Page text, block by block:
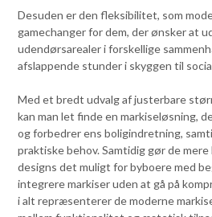
Desuden er den fleksibilitet, som
gamechanger for dem, der ønsker at
udendørsarealer i forskellige
afslappende stunder i skyggen til
Med et bredt udvalg af justerbare
kan man let finde en markiseløsning,
og forbedrer ens boligindretning,
praktiske behov. Samtidig gør de
designs det muligt for byboere med
integrere markiser uden at gå på
i alt repræsenterer de moderne